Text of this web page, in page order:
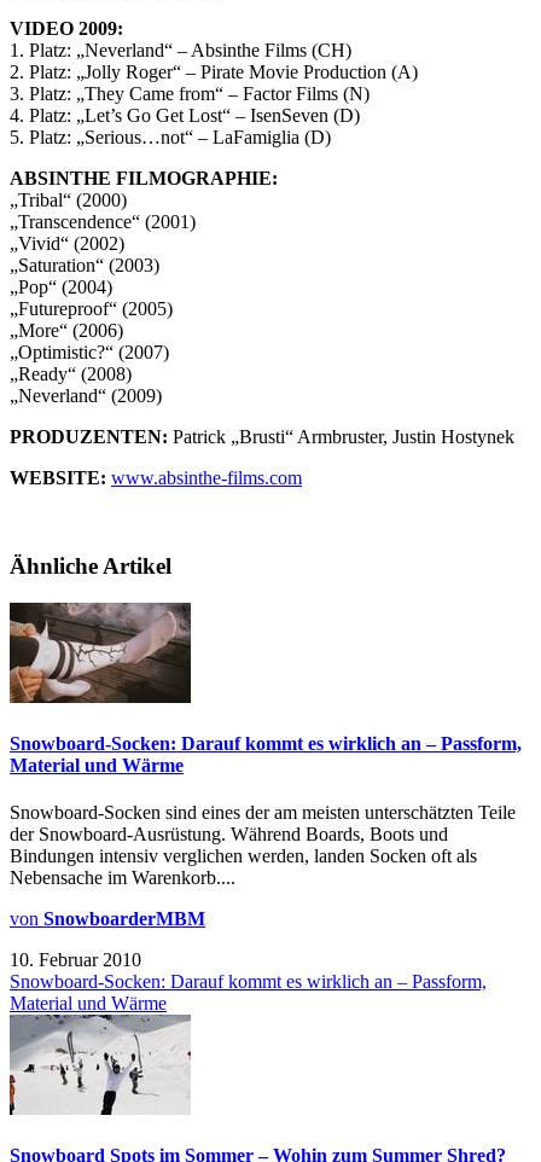
VIDEO 2009:
1. Platz: „Neverland“ – Absinthe Films (CH)
2. Platz: „Jolly Roger“ – Pirate Movie Production (A)
3. Platz: „They Came from“ – Factor Films (N)
4. Platz: „Let’s Go Get Lost“ – IsenSeven (D)
5. Platz: „Serious…not“ – LaFamiglia (D)
ABSINTHE FILMOGRAPHIE:
„Tribal“ (2000)
„Transcendence“ (2001)
„Vivid“ (2002)
„Saturation“ (2003)
„Pop“ (2004)
„Futureproof“ (2005)
„More“ (2006)
„Optimistic?“ (2007)
„Ready“ (2008)
„Neverland“ (2009)
PRODUZENTEN: Patrick „Brusti“ Armbruster, Justin Hostynek
WEBSITE: www.absinthe-films.com
Ähnliche Artikel
Snowboard-Socken: Darauf kommt es wirklich an – Passform,
Material und Wärme
Snowboard-Socken sind eines der am meisten unterschätzten Teile
der Snowboard-Ausrüstung. Während Boards, Boots und
Bindungen intensiv verglichen werden, landen Socken oft als
Nebensache im Warenkorb....
von SnowboarderMBM
10. Februar 2010
Snowboard-Socken: Darauf kommt es wirklich an – Passform,
Material und Wärme
Snowboard Spots im Sommer – Wohin zum Summer Shred?